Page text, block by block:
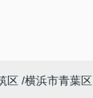
区 横浜市青葉区